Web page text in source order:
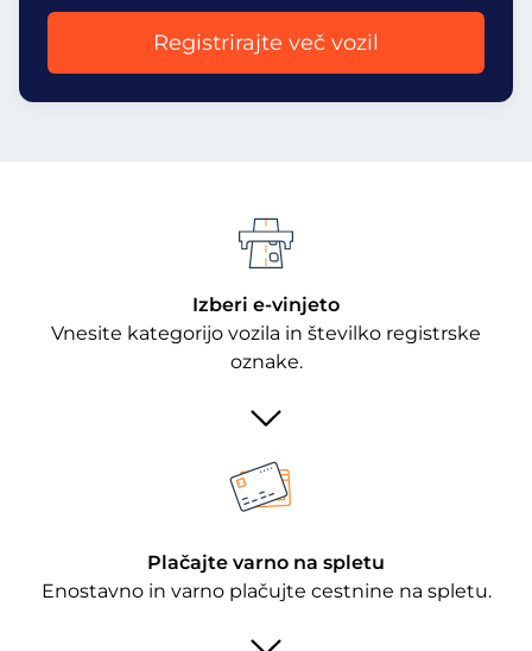
Registrirajte več vozil
Izberi e-vinjeto
Vnesite kategorijo vozila in številko registrske
oznake.
Plačajte varno na spletu
Enostavno in varno plačujte cestnine na spletu.